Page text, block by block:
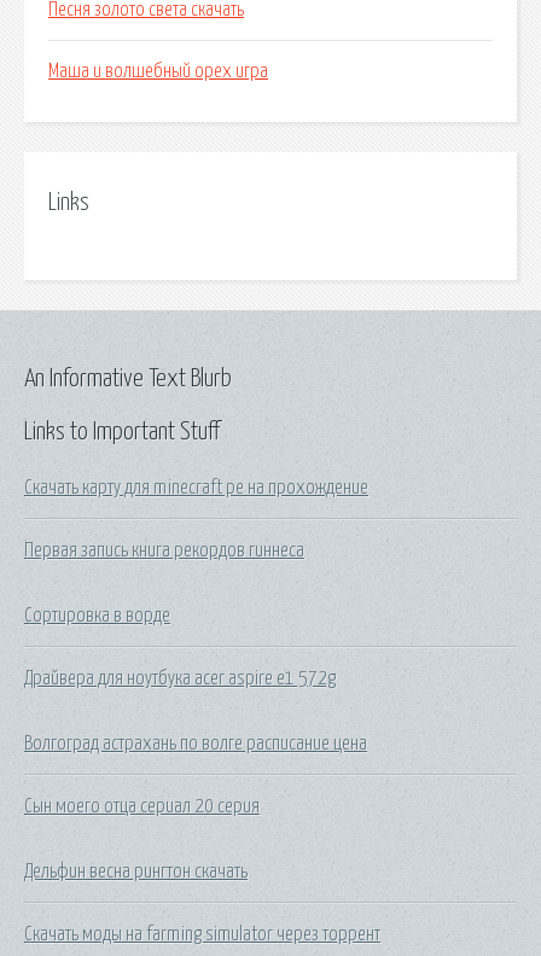
Песня золото света скачать
Маша и волшебный орех игра
Links
Links to Important Stuff
Скачать карту для minecraft pe на прохождение
Первая запись книга рекордов гиннеса
Сортировка в ворде
Драйвера для ноутбука acer aspire e1 572g
Волгоград астрахань по волге расписание цена
Сын моего отца сериал 20 серия
Дельфин весна рингтон скачать
Скачать моды на farming simulator через торрент
An Informative Text Blurb